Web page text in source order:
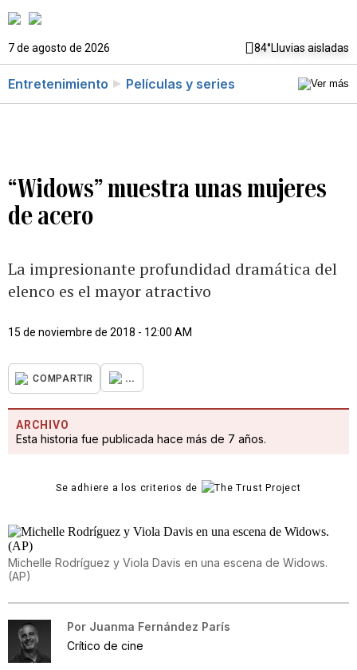
7 de agosto de 2026 84°Lluvias aisladas
Entretenimiento Películas y series
“Widows” muestra unas mujeres
de acero
La impresionante profundidad dramática del
elenco es el mayor atractivo
15 de noviembre de 2018 - 12:00 AM
COMPARTIR ...
ARCHIVO
Esta historia fue publicada hace más de 7 años.
Se adhiere a los criterios de
Michelle Rodríguez y Viola Davis en una escena de Widows.
(AP)
Por Juanma Fernández París
Crítico de cine